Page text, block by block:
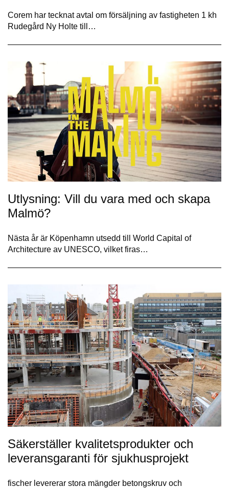
Corem har tecknat avtal om försäljning av fastigheten 1 kh
Rudegård Ny Holte till…
Utlysning: Vill du vara med och skapa
Malmö?
Nästa år är Köpenhamn utsedd till World Capital of
Architecture av UNESCO, vilket firas…
Säkerställer kvalitetsprodukter och
leveransgaranti för sjukhusprojekt
fischer levererar stora mängder betongskruv och